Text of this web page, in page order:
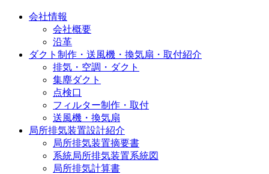
会社情報
会社概要
沿革
ダクト制作・送風機・換気扇・取付紹介
排気・空調・ダクト
集塵ダクト
点検口
フィルター制作・取付
送風機・換気扇
局所排気装置設計紹介
局所排気装置摘要書
系統局所排気装置系統図
局所排気計算書